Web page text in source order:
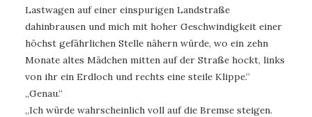
Lastwagen auf einer einspurigen Landstraße
dahinbrausen und mich mit hoher Geschwindigkeit einer
höchst gefährlichen Stelle nähern würde, wo ein zehn
Monate altes Mädchen mitten auf der Straße hockt, links
von ihr ein Erdloch und rechts eine steile Klippe.“
„Genau.“
„Ich würde wahrscheinlich voll auf die Bremse steigen.